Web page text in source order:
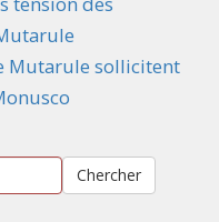
Mutarule sollicitent
Chercher